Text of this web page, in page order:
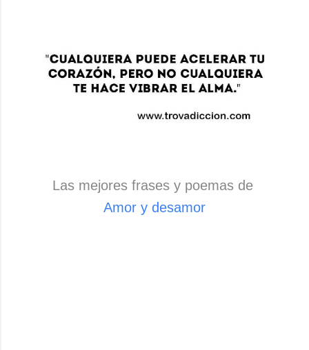
Las mejores frases y poemas de
Amor y desamor